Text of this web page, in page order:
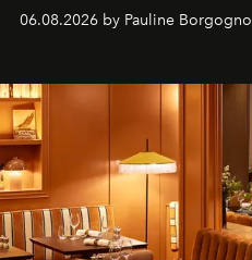
06.08.2026 by Pauline Borgogno